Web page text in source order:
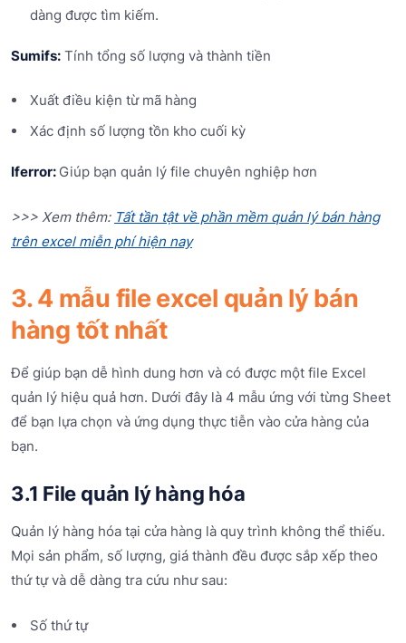
dàng được tìm kiếm.
Sumifs: Tính tổng số lượng và thành tiền
Xuất điều kiện từ mã hàng
Xác định số lượng tồn kho cuối kỳ
Iferror: Giúp bạn quản lý file chuyên nghiệp hơn
>>> Xem thêm: Tất tần tật về phần mềm quản lý bán hàng
trên excel miễn phí hiện nay
3. 4 mẫu file excel quản lý bán
hàng tốt nhất
Để giúp bạn dễ hình dung hơn và có được một file Excel
quản lý hiệu quả hơn. Dưới đây là 4 mẫu ứng với từng Sheet
để bạn lựa chọn và ứng dụng thực tiễn vào cửa hàng của
bạn.
3.1 File quản lý hàng hóa
Quản lý hàng hóa tại cửa hàng là quy trình không thể thiếu.
Mọi sản phẩm, số lượng, giá thành đều được sắp xếp theo
thứ tự và dễ dàng tra cứu như sau:
Số thứ tự